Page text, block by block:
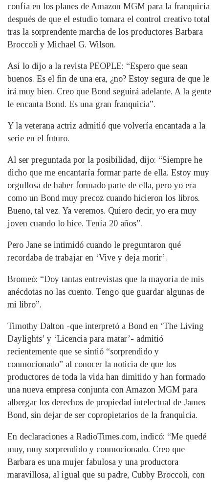
confía en los planes de Amazon MGM para la franquicia
después de que el estudio tomara el control creativo total
tras la sorprendente marcha de los productores Barbara
Broccoli y Michael G. Wilson.
Así lo dijo a la revista PEOPLE: “Espero que sean
buenos. Es el fin de una era, ¿no? Estoy segura de que le
irá muy bien. Creo que Bond seguirá adelante. A la gente
le encanta Bond. Es una gran franquicia”.
Y la veterana actriz admitió que volvería encantada a la
serie en el futuro.
Al ser preguntada por la posibilidad, dijo: “Siempre he
dicho que me encantaría formar parte de ella. Estoy muy
orgullosa de haber formado parte de ella, pero yo era
como un Bond muy precoz cuando hicieron los libros.
Bueno, tal vez. Ya veremos. Quiero decir, yo era muy
joven cuando lo hice. Tenía 20 años”.
Pero Jane se intimidó cuando le preguntaron qué
recordaba de trabajar en ‘Vive y deja morir’.
Bromeó: “Doy tantas entrevistas que la mayoría de mis
anécdotas no las cuento. Tengo que guardar algunas de
mi libro”.
Timothy Dalton -que interpretó a Bond en ‘The Living
Daylights’ y ‘Licencia para matar’- admitió
recientemente que se sintió “sorprendido y
conmocionado” al conocer la noticia de que los
productores de toda la vida han dimitido y han formado
una nueva empresa conjunta con Amazon MGM para
albergar los derechos de propiedad intelectual de James
Bond, sin dejar de ser copropietarios de la franquicia.
En declaraciones a RadioTimes.com, indicó: “Me quedé
muy, muy sorprendido y conmocionado. Creo que
Barbara es una mujer fabulosa y una productora
maravillosa, al igual que su padre, Cubby Broccoli, con